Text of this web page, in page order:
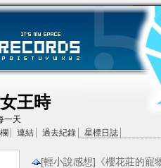
王時
一天
連結 過去紀錄 星標日誌
[輕小說感想]《櫻花莊的寵